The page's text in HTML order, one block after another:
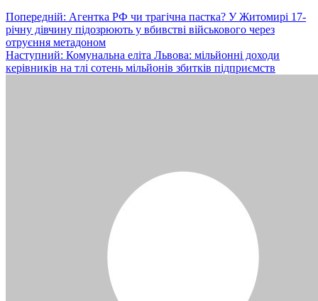
Навігація
записів
Попередній: Агентка РФ чи трагічна пастка? У Житомирі 17-
річну дівчину підозрюють у вбивстві військового через
отруєння метадоном
Наступний: Комунальна еліта Львова: мільйонні доходи
керівників на тлі сотень мільйонів збитків підприємств